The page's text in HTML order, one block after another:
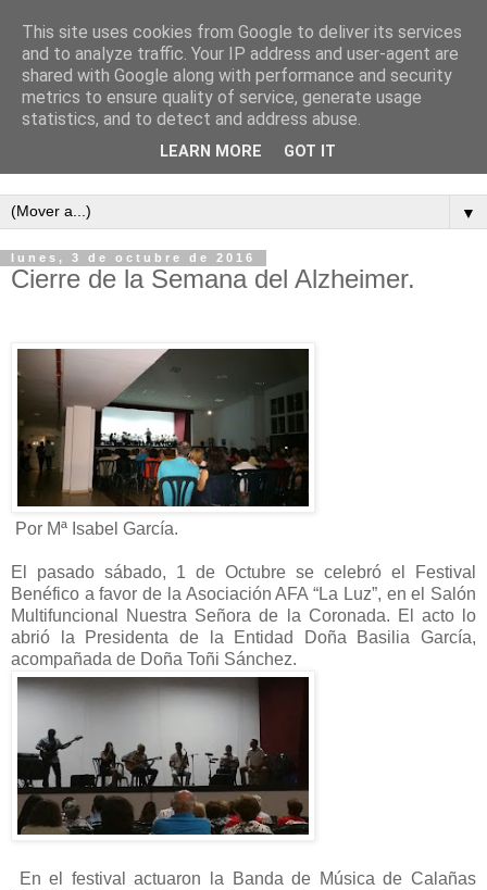
Semanario independiente de Calañas
▼
lunes, 3 de octubre de 2016
Cierre de la Semana del Alzheimer.
Por Mª Isabel García.
El pasado sábado, 1 de Octubre se celebró el Festival
Benéfico a favor de la Asociación AFA “La Luz”, en el Salón
Multifuncional Nuestra Señora de la Coronada. El acto lo
abrió la Presidenta de la Entidad Doña Basilia García,
acompañada de Doña Toñi Sánchez.
En el festival actuaron la Banda de Música de Calañas
This site uses cookies from Google to deliver its services
and to analyze traffic. Your IP address and user-agent are
shared with Google along with performance and security
metrics to ensure quality of service, generate usage
statistics, and to detect and address abuse.
LEARN MORE GOT IT